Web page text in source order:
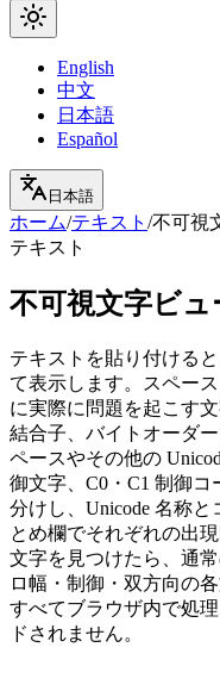
English
中文
日本語
Español
日本語
ホーム/テキスト /不可視
テキスト
不可視文字ビュ
テキストを貼り付ける
て表示します。スペー
に実際に問題を起こす
結合子、バイトオーダ
ペースやその他の
御文字、C0・C1 制御
分けし、Unicode 名称
とめ欄でそれぞれの出
文字を見つけたら、通
ロ幅・制御・双方向の
すべてブラウザ内で処
ドされません。